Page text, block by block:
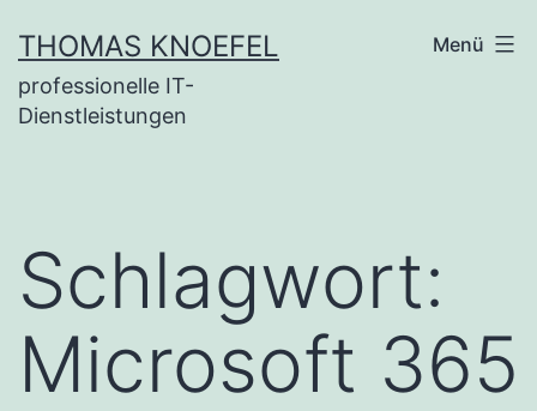
Inhalt
springen
THOMAS KNOEFEL
professionelle IT-
Dienstleistungen
Menü
Schlagwort:
Microsoft 365